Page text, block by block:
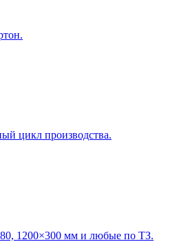
цикл производства.
1200×300 мм и любые по ТЗ.